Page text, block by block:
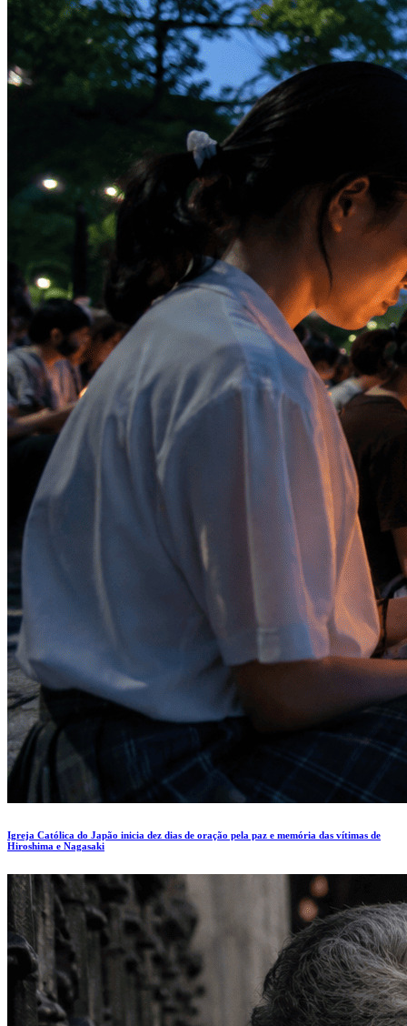
Igreja Católica do Japão inicia dez dias de oração pela paz e memória das vítimas de
Hiroshima e Nagasaki